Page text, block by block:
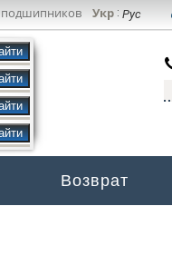
Укр: Рус
Возврат